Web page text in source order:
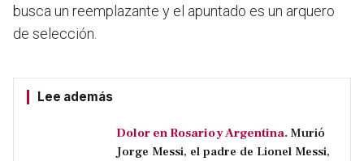
busca un reemplazante y el apuntado es un arquero
de selección.
Lee además
Dolor en Rosario y Argentina. Murió
Jorge Messi, el padre de Lionel Messi,